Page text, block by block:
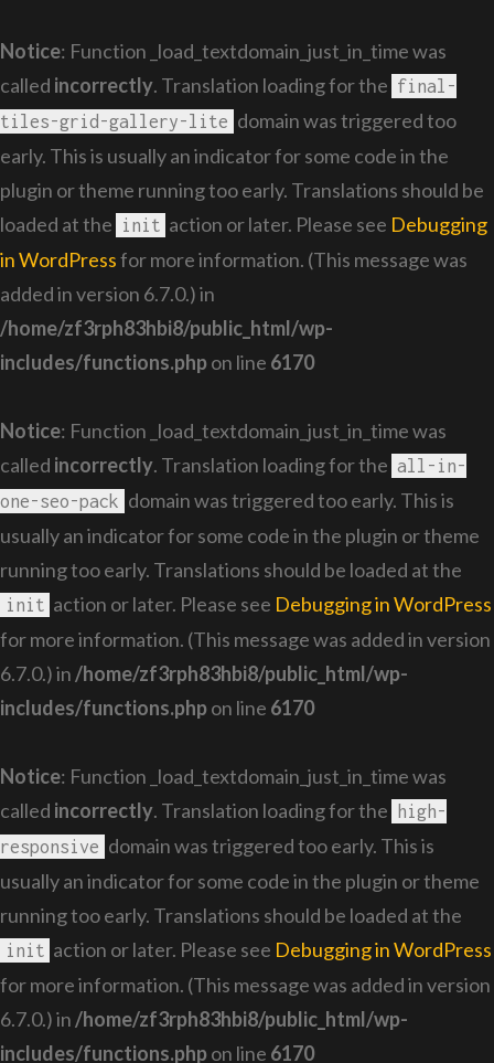
Notice: Function _load_textdomain_just_in_time was
called incorrectly. Translation loading for the final-
tiles-grid-gallery-lite domain was triggered too
early. This is usually an indicator for some code in the
plugin or theme running too early. Translations should be
loaded at the
init action or later. Please see Debugging
in WordPressfor more information. (This message was
added in version 6.7.0.) in
/home/zf3rph83hbi8/public_html/wp-
includes/functions.phpon line 6170
Notice: Function _load_textdomain_just_in_time was
called incorrectly. Translation loading for the all-in-
one-seo-pack domain was triggered too early. This is
usually an indicator for some code in the plugin or theme
running too early. Translations should be loaded at the
init action or later. Please see Debugging in WordPress
for more information. (This message was added in version
6.7.0.) in /home/zf3rph83hbi8/public_html/wp-
includes/functions.phpon line 6170
Notice: Function _load_textdomain_just_in_time was
called incorrectly. Translation loading for the
high-
responsive domain was triggered too early. This is
usually an indicator for some code in the plugin or theme
running too early. Translations should be loaded at the
init action or later. Please see Debugging in WordPress
for more information. (This message was added in version
6.7.0.) in /home/zf3rph83hbi8/public_html/wp-
includes/functions.phpon line 6170